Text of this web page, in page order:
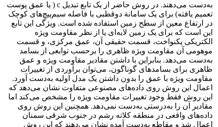
به‌‌دست می‌دهند. در روش حاضر از یک تابع تبدیل c ( یا عمق پوست
تعمیم یافته) برای یک سامانة دوقطبی با فاصله سیم‌پیچ‌های کوچک
در ارتفاع معین از سطح زمین استفاده شده است. ویژگی این تابع
این است که برای یک زمین لایه‌ای یا از نظر مقاومت ویژه
الکتریکی یکنواخت، قسمت حقیقی آن، عمق مرکزی، و قسمت
موهومی آن مقاومت ویژه ظاهری را برحسب توابعی از بسامد‌‌‌‌‌
به‌‌دست می‌دهد. بنابراین با داشتن مقادیر مقاومت ویژه و عمق
ظاهری برای بسامد‌‌‌‌‌‌های گوناگون، می‌توان برآوردی از تغییرات
مقاومت ویژه با عمق را بدون داشتن یک مدل اولیه به‌دست آورد.
اعمال این روش روی داده‌های مصنوعی متفاوت نشان می‌دهد که
این روش فقط وجود تغییرات مقاومت ویژه را مشخص می‌کند اما
مقادیر آن را به‌‌درستی به‌دست نمی‌دهد. همچنین این روش روی
داده‌های واقعی در منطقه کلاته رشم در جنوب شرقی سمنان
اعمال شد و مقاطع به‌دست آمده نشان می‌دهند که این روش